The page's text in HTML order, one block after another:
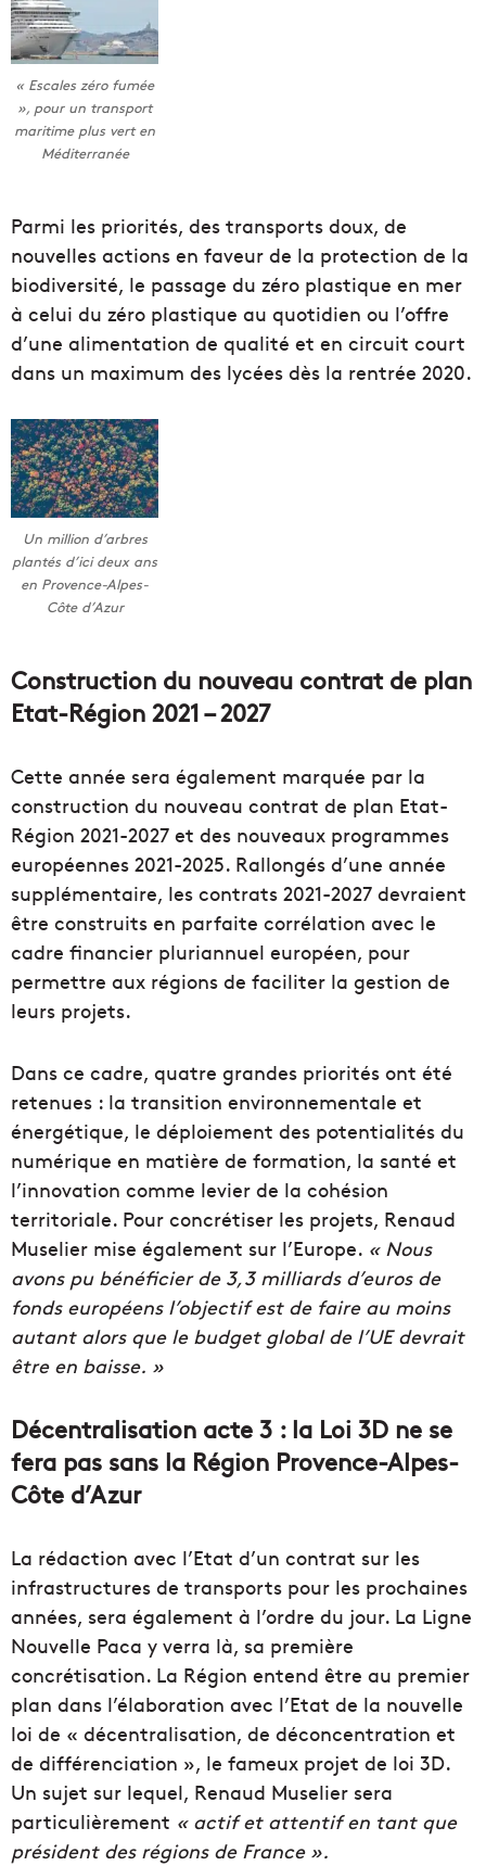
« Escales zéro fumée
», pour un transport
maritime plus vert en
Méditerranée
Parmi les priorités, des transports doux, de
nouvelles actions en faveur de la protection de la
biodiversité, le passage du zéro plastique en mer
à celui du zéro plastique au quotidien ou l’offre
d’une alimentation de qualité et en circuit court
dans un maximum des lycées dès la rentrée 2020.
Un million d’arbres
plantés d’ici deux ans
en Provence-Alpes-
Côte d’Azur
Construction du nouveau contrat de plan
Etat-Région 2021 – 2027
Cette année sera également marquée par la
construction du nouveau contrat de plan Etat-
Région 2021-2027 et des nouveaux programmes
européennes 2021-2025. Rallongés d’une année
supplémentaire, les contrats 2021-2027 devraient
être construits en parfaite corrélation avec le
cadre financier pluriannuel européen, pour
permettre aux régions de faciliter la gestion de
leurs projets.
Dans ce cadre, quatre grandes priorités ont été
retenues : la transition environnementale et
énergétique, le déploiement des potentialités du
numérique en matière de formation, la santé et
l’innovation comme levier de la cohésion
territoriale. Pour concrétiser les projets, Renaud
Muselier mise également sur l’Europe. « Nous
avons pu bénéficier de 3,3 milliards d’euros de
fonds européens l’objectif est de faire au moins
autant alors que le budget global de l’UE devrait
être en baisse. »
Décentralisation acte 3 : la Loi 3D ne se
fera pas sans la Région Provence-Alpes-
Côte d’Azur
La rédaction avec l’Etat d’un contrat sur les
infrastructures de transports pour les prochaines
années, sera également à l’ordre du jour. La Ligne
Nouvelle Paca y verra là, sa première
concrétisation. La Région entend être au premier
plan dans l’élaboration avec l’Etat de la nouvelle
loi de « décentralisation, de déconcentration et
de différenciation », le fameux projet de loi 3D.
Un sujet sur lequel, Renaud Muselier sera
particulièrement « actif et attentif en tant que
président des régions de France ».